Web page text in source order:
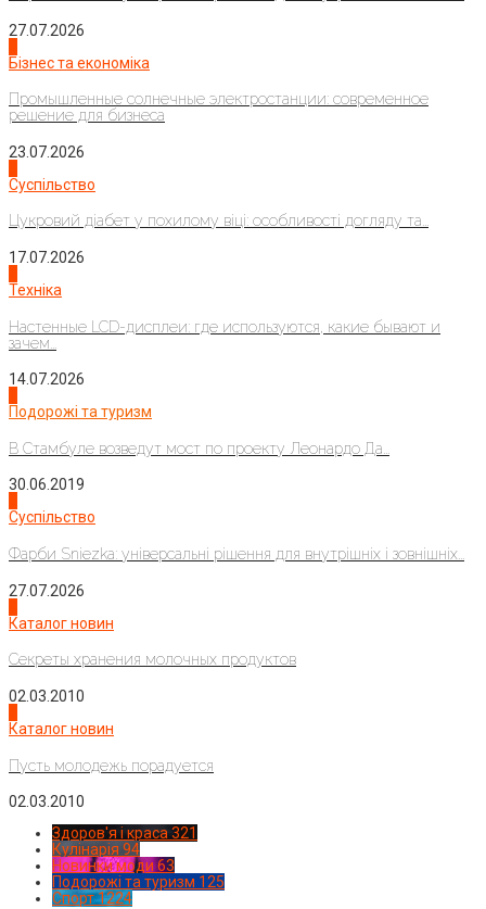
27.07.2026
Бізнес та економіка
Промышленные солнечные электростанции: современное
решение для бизнеса
23.07.2026
Суспільство
Цукровий діабет у похилому віці: особливості догляду та...
17.07.2026
Техніка
Настенные LCD-дисплеи: где используются, какие бывают и
зачем...
14.07.2026
Подорожі та туризм
В Стамбуле возведут мост по проекту Леонардо Да...
30.06.2019
Суспільство
Фарби Sniezka: універсальні рішення для внутрішніх і зовнішніх...
27.07.2026
Каталог новин
Секреты хранения молочных продуктов
02.03.2010
Каталог новин
Пусть молодежь порадуется
02.03.2010
Здоров'я і краса 321
Кулінарія 94
Новинки моди 63
Подорожі та туризм 125
Спорт1224